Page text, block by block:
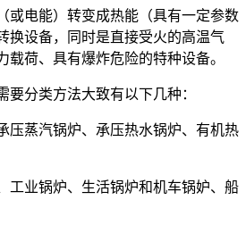
或电能）转变成热能（具有一定参数
换设备，同时是直接受火的高温气
载荷、具有爆炸危险的特种设备。
要分类方法大致有以下几种：
压蒸汽锅炉、承压热水锅炉、有机热
工业锅炉、生活锅炉和机车锅妒、船